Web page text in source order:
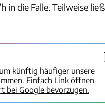
in die Falle. Teilweise
künftig häufiger unsere
Einfach Link öffnen
bei Google bevorzugen.